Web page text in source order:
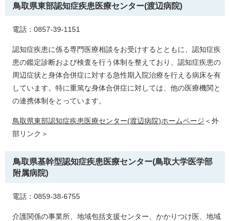
鳥取県東部認知症疾患医療センター(渡辺病院)
電話：0857-39-1151
認知症疾患に係る専門医療相談をお受けするとともに、認知症疾
患の鑑定診断および検査を行う体制を整えており、認知症疾患の
周辺症状と身体合併症に対する急性期入院治療を行える病床を有
しています。特に重篤な身体合併症に対しては、他の医療機関と
の連携体制をとっています。
鳥取県東部認知症疾患医療センター(渡辺病院)ホームページ ＜外
部リンク＞
鳥取県基幹型認知症疾患医療センター(鳥取大学医学部
附属病院)
電話：0859-38-6755
介護関係の事業所、地域包括支援センター、かかりつけ医、地域